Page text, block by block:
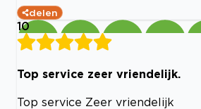
delen
10
Top service zeer vriendelijk.
Top service Zeer vriendelijk